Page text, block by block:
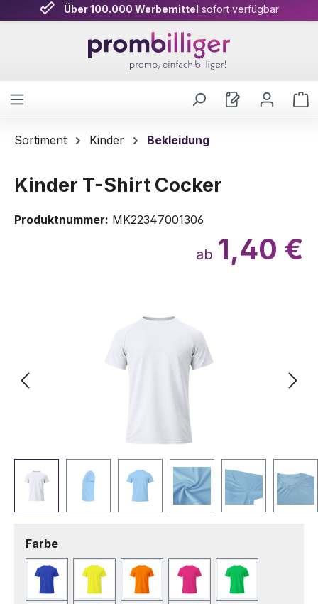
Zum Hauptinhalt springen
Über 100.000 Werbemittel sofort verfügbar
Persönliche Beratung& schnelle Lieferung
Sortiment Kinder Bekleidung
Kinder T-Shirt Cocker
Produktnummer: MK22347001306
ab 1,40 €
Farbeauswählen
Blau Fluor GelbFluor OrangeFuchsie Grün